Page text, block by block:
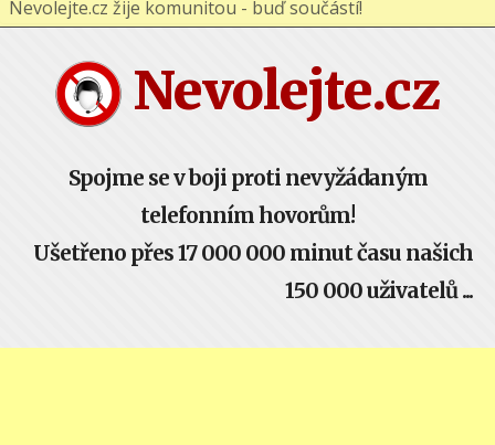
Nevolejte.cz
Spojme se v boji proti nevyžádaným
telefonním hovorům!
Ušetřeno přes 17 000 000 minut času našich
150 000 uživatelů ...
Nevolejte.cz žije komunitou - buď součástí!